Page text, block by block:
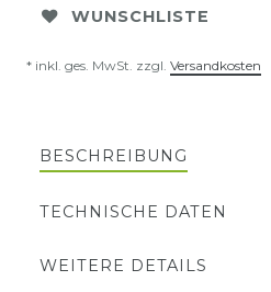
WUNSCHLISTE
* inkl. ges. MwSt. zzgl. Versandkosten
BESCHREIBUNG
TECHNISCHE DATEN
WEITERE DETAILS